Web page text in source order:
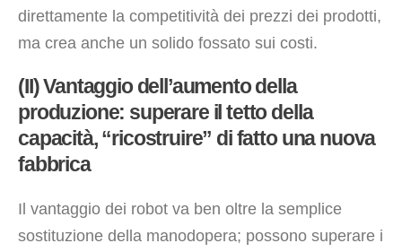
direttamente la competitività dei prezzi dei prodotti,
ma crea anche un solido fossato sui costi.
(II) Vantaggio dell’aumento della
produzione: superare il tetto della
capacità, “ricostruire” di fatto una nuova
fabbrica
Il vantaggio dei robot va ben oltre la semplice
sostituzione della manodopera; possono superare i